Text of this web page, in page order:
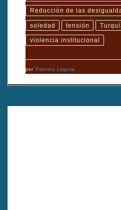
Reducción de las
soledad tensión
violencia institucional
por Pastora Laguna